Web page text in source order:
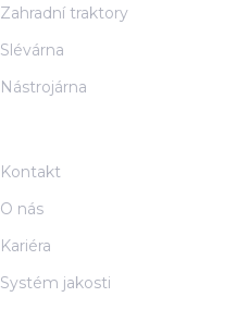
Zahradní traktory
Slévárna
Nástrojárna
Kontakt
O nás
Kariéra
Systém jakosti